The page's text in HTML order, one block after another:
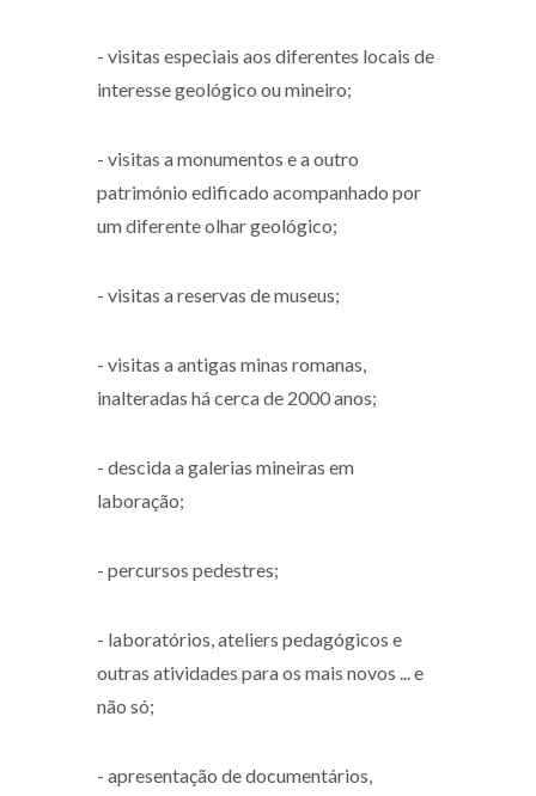
- visitas especiais aos diferentes locais de
interesse geológico ou mineiro;
- visitas a monumentos e a outro
património edificado acompanhado por
um diferente olhar geológico;
- visitas a reservas de museus;
- visitas a antigas minas romanas,
inalteradas há cerca de 2000 anos;
- descida a galerias mineiras em
laboração;
- percursos pedestres;
- laboratórios, ateliers pedagógicos e
outras atividades para os mais novos ... e
não só;
- apresentação de documentários,